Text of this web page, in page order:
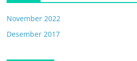
November 2022
Desember 2017